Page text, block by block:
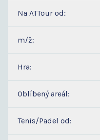
Na ATTour od:
m/ž:
Hra:
Oblíbený areál:
Tenis/Padel od: